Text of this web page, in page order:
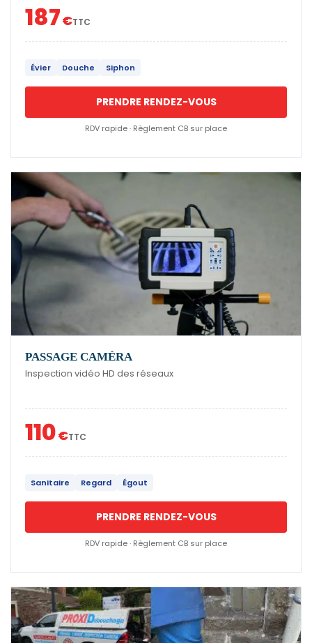
187€TTC
Évier Douche Siphon
PRENDRE RENDEZ-VOUS
RDV rapide · Règlement CB sur place
PASSAGE CAMÉRA
Inspection vidéo HD des réseaux
110€TTC
Sanitaire Regard Égout
PRENDRE RENDEZ-VOUS
RDV rapide · Règlement CB sur place